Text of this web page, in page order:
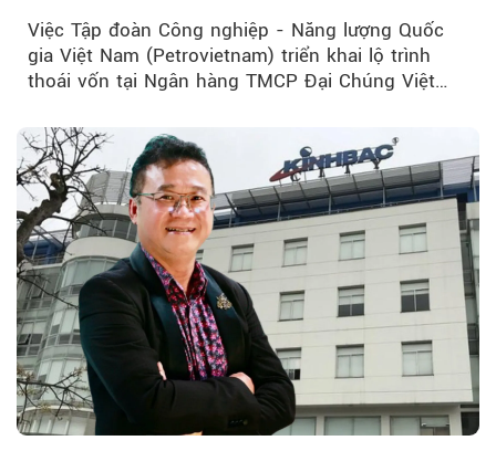
Việc Tập đoàn Công nghiệp - Năng lượng Quốc
gia Việt Nam (Petrovietnam) triển khai lộ trình
thoái vốn tại Ngân hàng TMCP Đại Chúng Việt